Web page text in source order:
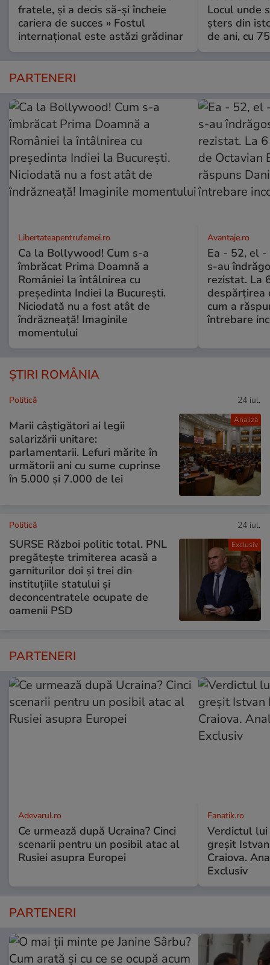
fratele, și a decis să-și încheie
cariera de succes » Fostul
internațional este astăzi grădinar
Locul unde
șters din
de ani, cu
PARTENERI
Libertateapentrufemei.ro
Ca la Bollywood! Cum s-a
îmbrăcat Prima Doamnă a
României la întâlnirea cu
președinta Indiei la București.
Niciodată nu a fost atât de
îndrăzneață! Imaginile
momentului
Avantaje.ro
Ea - 52, el -
s-au
rezistat. La
despărțirea
cum a
întrebare
ȘTIRI ROMÂNIA
Analiză
Politică 24 iul.
Marii câștigători ai legii
salarizării unitare:
parlamentarii. Lefuri mărite în
următorii ani cu sume cuprinse
în 5.000 și 7.000 de lei
Exclusiv
Politică 24 iul.
SURSE Război politic total. PNL
pregătește trimiterea acasă a
garniturilor doi și trei din
instituțiile statului și
deconcentratele ocupate de
oamenii PSD
PARTENERI
Adevarul.ro
Ce urmează după Ucraina? Cinci
scenarii pentru un posibil atac al
Rusiei asupra Europei
Fanatik.ro
Verdictul lui
greșit
Craiova.
Exclusiv
PARTENERI